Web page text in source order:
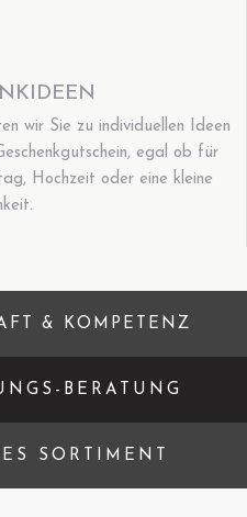
wir Sie zu individuellen Ideen
egal ob für
Hochzeit oder eine kleine
& KOMPETENZ
BERATUNG
SORTIMENT